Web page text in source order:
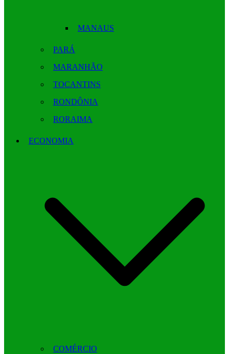
MANAUS
PARÁ
MARANHÃO
TOCANTINS
RONDÔNIA
RORAIMA
ECONOMIA
COMÉRCIO